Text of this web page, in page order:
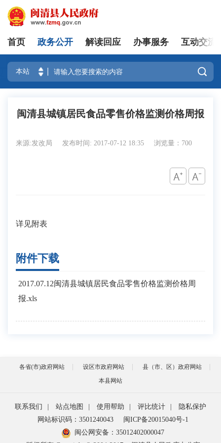
登录
首页 政务公开 解读回应 办事服务 互动交流

闽清县城镇居民食品零售价格监测价格周报
来源:发改局 发布时间: 2017-07-12 18:35 浏览量：700
详见附表
附件下载
2017.07.12闽清县城镇居民食品零售价格监测价格周
报.xls
各省(市)政府网站 设区市政府网站
县（市、区）政府网站
本县网站
联系我们 站点地图 使用帮助 评比统计
隐私保护
网站标识码：3501240043
闽ICP备20015040号-1
闽公网安备： 35012402000047